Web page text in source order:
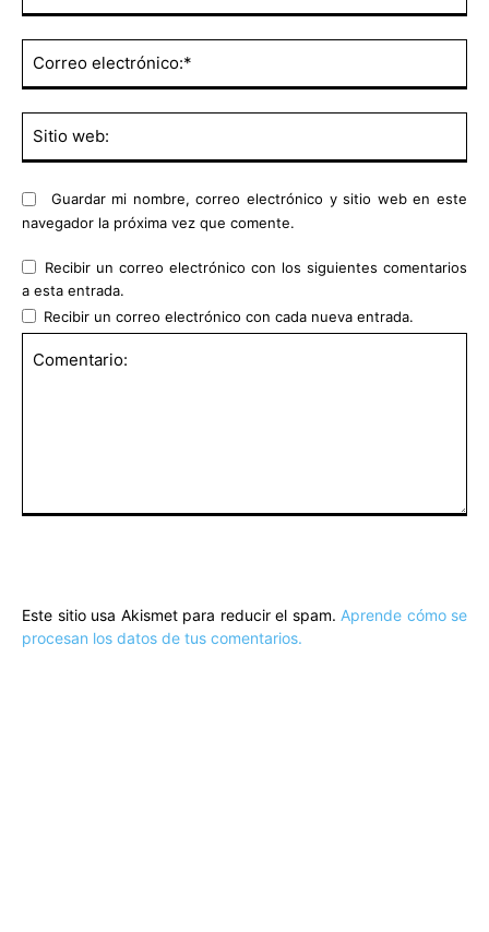
Guardar mi nombre, correo electrónico y sitio web en este
navegador la próxima vez que comente.
Recibir un correo electrónico con los siguientes comentarios
a esta entrada.
Recibir un correo electrónico con cada nueva entrada.
Este sitio usa Akismet para reducir el spam. Aprende cómo se
procesan los datos de tus comentarios.